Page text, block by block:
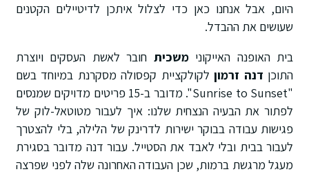
היום, אבל אנחנו כאן כדי לצלול איתכן לדיטיילים הקטנים
שעושים את ההבדל.
בית האופנה האייקונימשכיתחובר לאשת העסקים ויוצרת
התוכןדנה זרמוןלקולקציית קפסולה מסקרנת במיוחד בשם
. מדובר ב-15 פריטים מדויקים שמנסים
לפתור את הבעיה הנצחית שלנו: איך לעבור מטוטאל-לוק של
פגישות עבודה בבוקר ישירות לדרינק של הלילה, בלי להצטרך
לעבור בבית ובלי לאבד את הסטייל. עבור דנה מדובר בסגירת
מעגל מרגשת ברמות, שכן העבודה האחרונה שלה לפני שפרצה